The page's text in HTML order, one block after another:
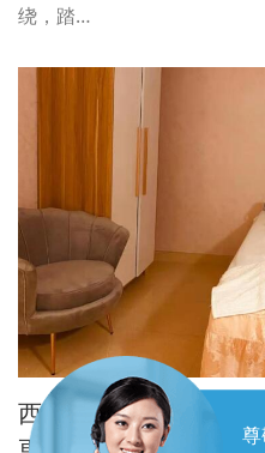
绕，踏…
西安长安区男士轻奢